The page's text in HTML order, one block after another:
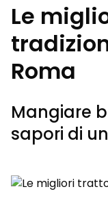
Le
Roma
Mangiare
sapori di